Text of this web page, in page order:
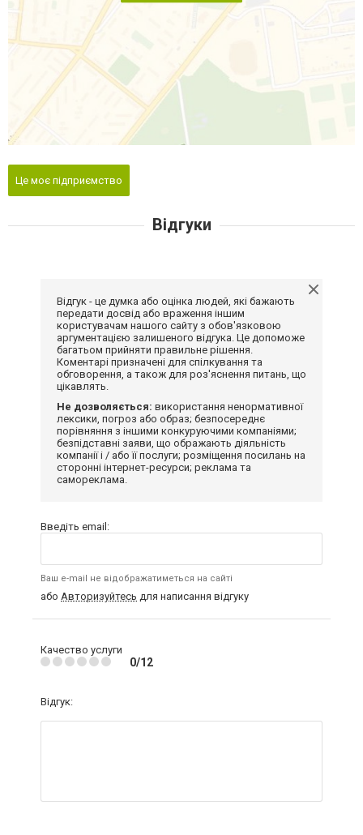
Це моє підприємство
Відгуки
Відгук - це думка або оцінка людей, які бажають
передати досвід або враження іншим
користувачам нашого сайту з обов'язковою
аргументацією залишеного відгука. Це допоможе
багатьом прийняти правильне рішення.
Коментарі призначені для спілкування та
обговорення, а також для роз'яснення питань, що
цікавлять.
Не дозволяється: використання ненормативної
лексики, погроз або образ; безпосереднє
порівняння з іншими конкуруючими компаніями;
безпідставні заяви, що ображають діяльність
компанії і / або її послуги; розміщення посилань на
сторонні інтернет-ресурси; реклама та
самореклама.
Введіть email:
Ваш e-mail не відображатиметься на сайті
або Авторизуйтесь для написання відгуку
Качество услуги
0/12
Відгук: